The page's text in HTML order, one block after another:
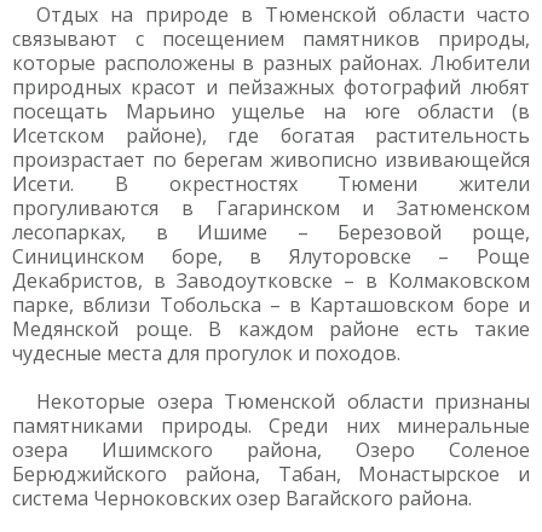
Отдых на природе в Тюменской области часто
связывают с посещением памятников природы,
которые расположены в разных районах. Любители
природных красот и пейзажных фотографий любят
посещать Марьино ущелье на юге области (в
Исетском районе), где богатая растительность
произрастает по берегам живописно извивающейся
Исети. В окрестностях Тюмени жители
прогуливаются в Гагаринском и Затюменском
лесопарках, в Ишиме – Березовой роще,
Синицинском боре, в Ялуторовске – Роще
Декабристов, в Заводоутковске – в Колмаковском
парке, вблизи Тобольска – в Карташовском боре и
Медянской роще. В каждом районе есть такие
чудесные места для прогулок и походов.
Некоторые озера Тюменской области признаны
памятниками природы. Среди них минеральные
озера Ишимского района, Озеро Соленое
Берюджийского района, Табан, Монастырское и
система Черноковских озер Вагайского района.